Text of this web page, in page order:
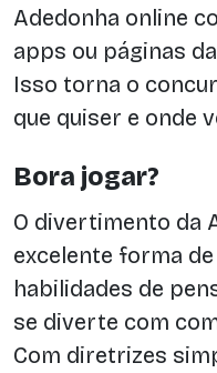
Adedonha online
apps ou páginas
Isso torna o
que quiser e onde
Bora jogar?
O divertimento da
excelente forma
habilidades de
se diverte com
Com diretrizes